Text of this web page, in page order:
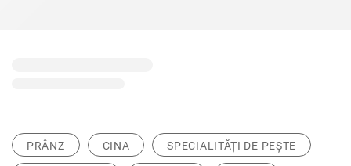
PRÂNZ CINA SPECIALITĂȚI DE PEȘTE